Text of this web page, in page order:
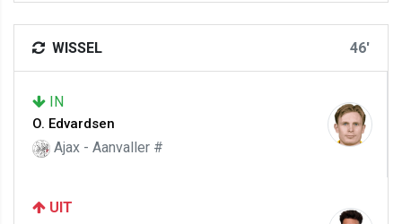
WISSEL 46'
IN
O. Edvardsen
Ajax - Aanvaller #
UIT